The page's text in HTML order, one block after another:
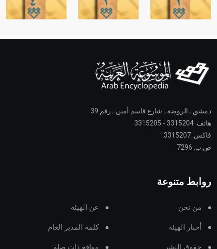
دمشق ـ الروضة ـ شارع قاسم أمين ـ رقم 39
هاتف: 3315204 - 3315205
فاكس: 3315207
ص.ب: 7296
روابط متنوعة
من نحن عن الهيئة
أخبار الهيئة كلمة المدير العام
حقوق النشر مواقع ذات صلة